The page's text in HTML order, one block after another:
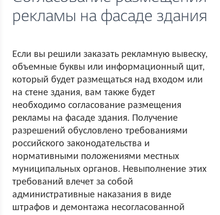
рекламы на фасаде здания
Если вы решили заказать рекламную вывеску,
объемные буквы или информационный щит,
который будет размещаться над входом или
на стене здания, вам также будет
необходимо согласование размещения
рекламы на фасаде здания. Получение
разрешений обусловлено требованиями
российского законодательства и
нормативными положениями местных
муниципальных органов. Невыполнение этих
требований влечет за собой
административные наказания в виде
штрафов и демонтажа несогласованной